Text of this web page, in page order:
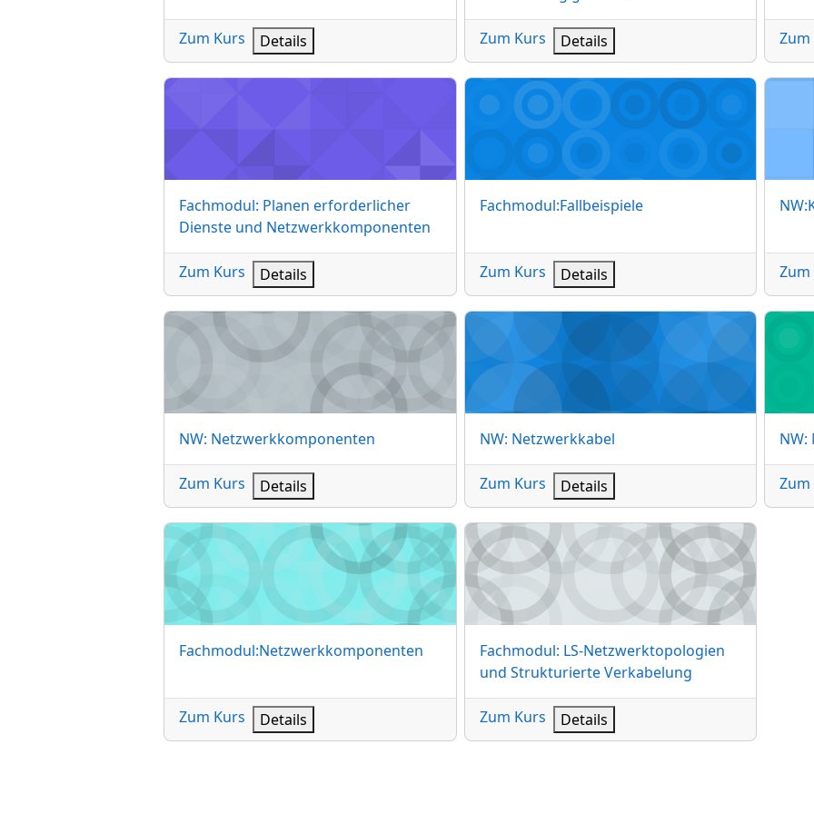
Zum Kurs Details Zum Kurs Details Zum
Fachmodul: Planen erforderlicher Dienste und Netzwerkkomponenten
Kursname
Fachmodul: Planen erforderlicher
Dienste und Netzwerkkomponenten
Zum Kurs Details
Fachmodul:Fallbeispiele
Kursname
Fachmodul:Fallbeispiele
Zum Kurs Details Zum
NW: Netzwerkkomponenten
Kursname
NW: Netzwerkkomponenten
Zum Kurs Details
NW: Netzwerkkabel
Kursname
NW: Netzwerkkabel
Zum Kurs Details
NW:
Zum
Fachmodul:Netzwerkkomponenten
Kursname
Fachmodul:Netzwerkkomponenten
Zum Kurs Details
Fachmodul: LS-Netzwerktopologien und
Kursname
Fachmodul: LS-Netzwerktopologien
und Strukturierte Verkabelung
Zum Kurs Details